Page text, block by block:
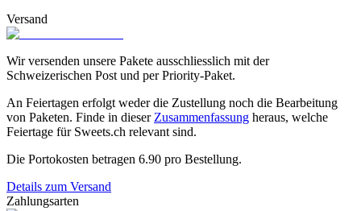
Versand
Wir versenden unsere Pakete ausschliesslich mit der
Schweizerischen Post und per Priority-Paket.
An Feiertagen erfolgt weder die Zustellung noch die Bearbeitung
von Paketen. Finde in dieser Zusammenfassung heraus, welche
Feiertage für Sweets.ch relevant sind.
Die Portokosten betragen 6.90 pro Bestellung.
Details zum Versand
Zahlungsarten